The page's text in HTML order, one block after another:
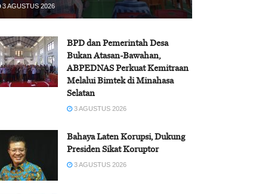
3 AGUSTUS 2026
BPD dan Pemerintah Desa
Bukan Atasan-Bawahan,
ABPEDNAS Perkuat Kemitraan
Melalui Bimtek di Minahasa
Selatan
3 AGUSTUS 2026
Bahaya Laten Korupsi, Dukung
Presiden Sikat Koruptor
3 AGUSTUS 2026